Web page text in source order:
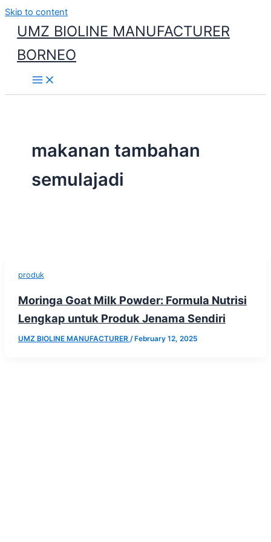
Skip to content
UMZ BIOLINE MANUFACTURER
BORNEO
makanan tambahan
semulajadi
produk
Moringa Goat Milk Powder: Formula Nutrisi
Lengkap untuk Produk Jenama Sendiri
UMZ BIOLINE MANUFACTURER / February 12, 2025